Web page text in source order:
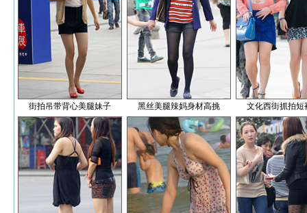
街拍吊带背心美腿妹子 黑丝美腿辣妈身材高挑 文化西街抓拍短